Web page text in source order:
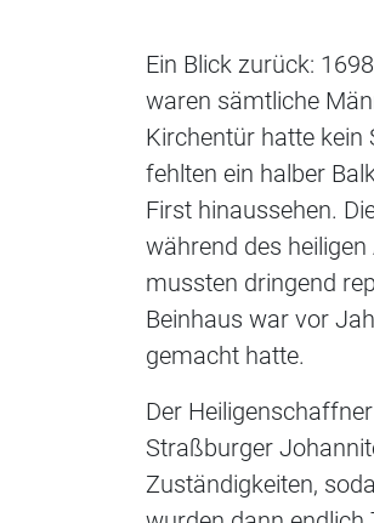
Ein Blick zurück:
waren sämtliche
Kirchentür hatte kein
fehlten ein halber
First hinaussehen.
während des
mussten dringend
Beinhaus war vor
gemacht hatte.
Der
Straßburger
Zuständigkeiten,